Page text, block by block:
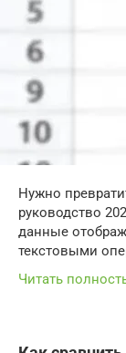
Нужно
руководство
данные
текстовыми
Читать